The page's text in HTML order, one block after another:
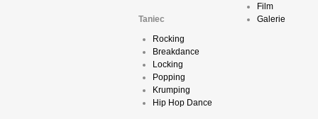
Taniec
Rocking
Breakdance
Locking
Popping
Krumping
Hip Hop Dance
Film
Galerie